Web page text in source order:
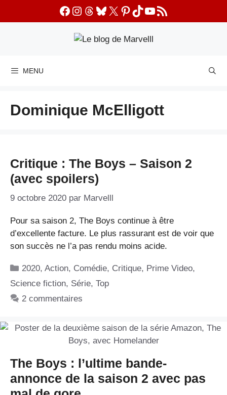
Facebook
Instagram
Threads
Bluesky
X Pinterest
TikTok
YouTube
Flux RSS
MENU
Dominique McElligott
Critique : The Boys – Saison 2
(avec spoilers)
9 octobre 2020 par Marvelll
Pour sa saison 2, The Boys continue à être
d’excellente facture. Le plus rassurant est de voir que
son succès ne l’a pas rendu moins acide.
Catégories
2020,Action, Comédie, Critique, Prime Video,
Science fiction, Série, Top
2 commentaires
The Boys : l’ultime bande-
annonce de la saison 2 avec pas